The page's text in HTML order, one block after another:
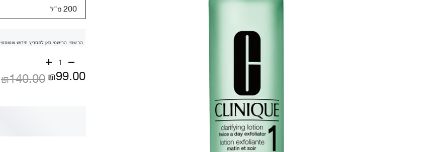
200 מ"ל
הרשמי הרישמי כאן לתמריץ חידוש אוטומטי
1
₪140.00 ₪99.00